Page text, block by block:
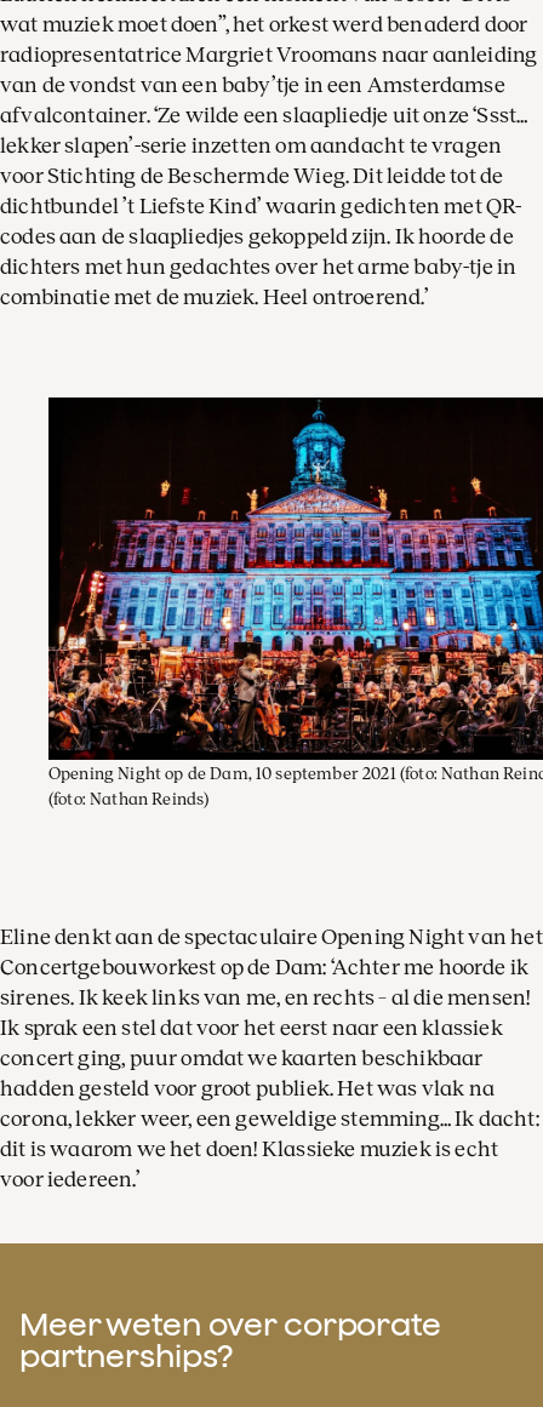
wat muziek moet doen”, het orkest werd benaderd door
radiopresentatrice Margriet Vroomans naar aanleiding
van de vondst van een baby’tje in een Amsterdamse
afvalcontainer. ‘Ze wilde een slaapliedje uit onze ‘Ssst…
lekker slapen’-serie inzetten om aandacht te vragen
voor Stichting de Beschermde Wieg. Dit leidde tot de
dichtbundel ’t Liefste Kind’ waarin gedichten met QR-
codes aan de slaapliedjes gekoppeld zijn. Ik hoorde de
dichters met hun gedachtes over het arme baby-tje in
combinatie met de muziek. Heel ontroerend.’
Opening Night op de Dam, 10 september 2021 (foto: Nathan
(foto: Nathan Reinds)
Eline denkt aan de spectaculaire Opening Night van het
Concertgebouworkest op de Dam: ‘Achter me hoorde ik
sirenes. Ik keek links van me, en rechts – al die mensen!
Ik sprak een stel dat voor het eerst naar een klassiek
concert ging, puur omdat we kaarten beschikbaar
hadden gesteld voor groot publiek. Het was vlak na
corona, lekker weer, een geweldige stemming… Ik dacht:
dit is waarom we het doen! Klassieke muziek is echt
voor iedereen.’
Meer weten over corporate
partnerships?